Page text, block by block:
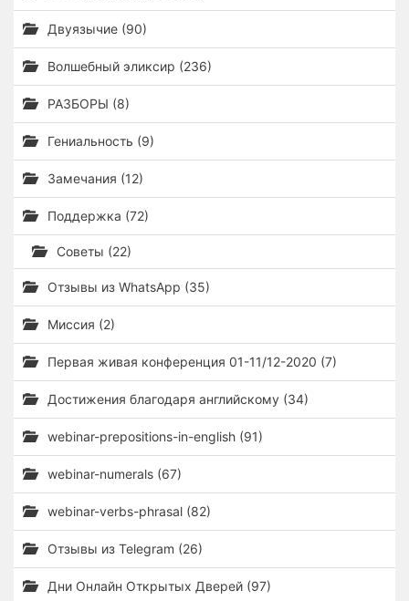
Двуязычие (90)
Волшебный эликсир (236)
РАЗБОРЫ (8)
Гениальность (9)
Замечания (12)
Поддержка (72)
Советы (22)
Отзывы из WhatsApp (35)
Миссия (2)
Первая живая конференция 01-11/12-2020 (7)
Достижения благодаря английскому (34)
webinar-prepositions-in-english (91)
webinar-numerals (67)
webinar-verbs-phrasal (82)
Отзывы из Telegram (26)
Дни Онлайн Открытых Дверей (97)